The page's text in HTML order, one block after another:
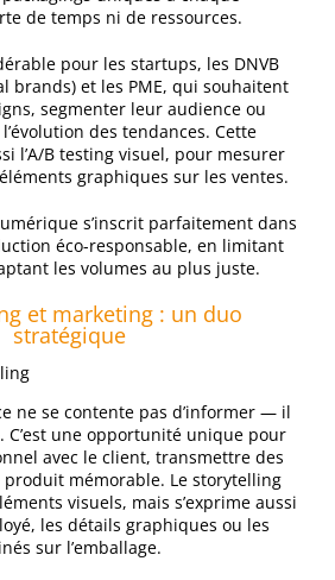
de temps ni de ressources.
pour les startups, les DNVB
brands) et les PME, qui souhaitent
segmenter leur audience ou
des tendances. Cette
l’A/B testing visuel, pour mesurer
graphiques sur les ventes.
s’inscrit parfaitement dans
éco-responsable, en limitant
les volumes au plus juste.
et marketing : un duo
stratégique
ne se contente pas d’informer — il
C’est une opportunité unique pour
avec le client, transmettre des
mémorable. Le storytelling
visuels, mais s’exprime aussi
les détails graphiques ou les
sur l’emballage.